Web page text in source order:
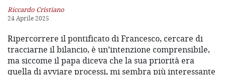
Riccardo Cristiano
24 Aprile 2025
Ripercorrere il pontificato di Francesco, cercare di
tracciarne il bilancio, è un’intenzione comprensibile,
ma siccome il papa diceva che la sua priorità era
quella di avviare processi, mi sembra più interessante